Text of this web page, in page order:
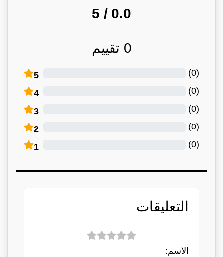
0.0
/ 5
0 تقييم
5 (
0
)
4 (
0
)
3 (
0
)
2 (
0
)
1 (
0
)
التعليقات
الاسم: